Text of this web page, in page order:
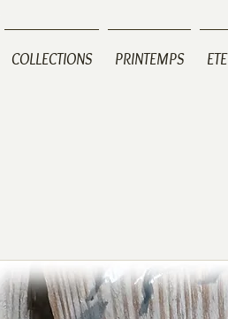
COLLECTIONS PRINTEMPS ETE